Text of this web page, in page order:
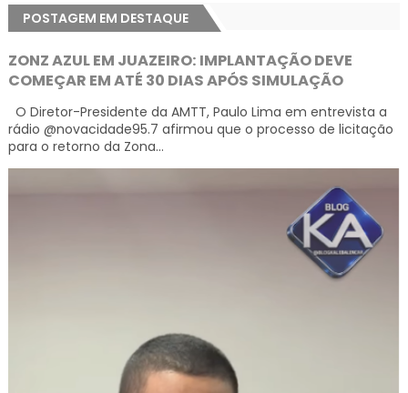
POSTAGEM EM DESTAQUE
ZONZ AZUL EM JUAZEIRO: IMPLANTAÇÃO DEVE
COMEÇAR EM ATÉ 30 DIAS APÓS SIMULAÇÃO
O Diretor-Presidente da AMTT, Paulo Lima em entrevista a
rádio @novacidade95.7 afirmou que o processo de licitação
para o retorno da Zona...